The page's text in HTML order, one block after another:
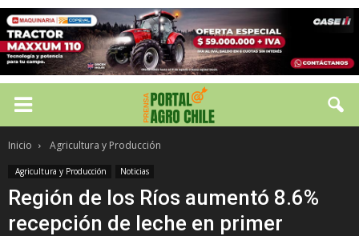
Inicio Agricultura y Producción
Agricultura y Producción Noticias
Región de los Ríos aumentó 8.6%
recepción de leche en primer